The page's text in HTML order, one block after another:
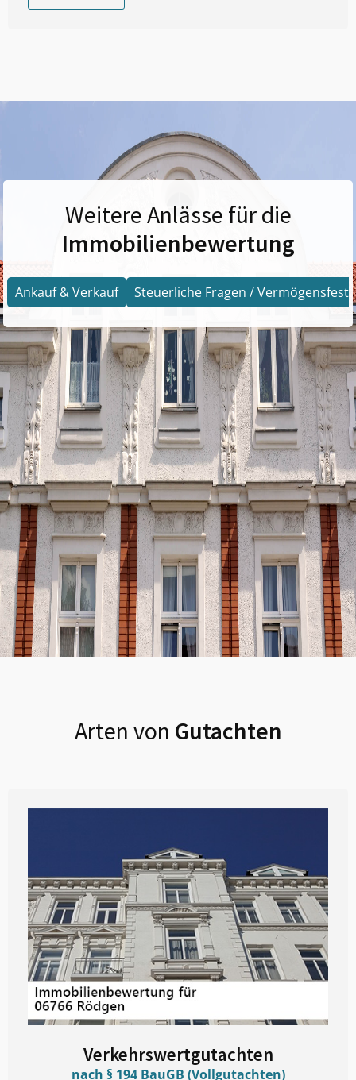
Weitere Anlässe für die
Immobilienbewertung
Ankauf & Verkauf Steuerliche Fragen /
Arten von Gutachten
Verkehrswertgutachten
nach § 194 BauGB (Vollgutachten)